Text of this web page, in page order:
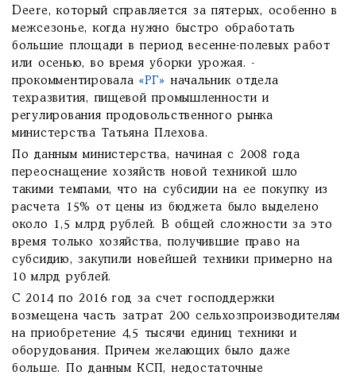
Deere, который справляется за пятерых, особенно в
межсезонье, когда нужно быстро обработать
большие площади в период весенне-полевых работ
или осенью, во время уборки урожая. -
прокомментировала«РГ»
начальник отдела
техразвития, пищевой промышленности и
регулирования продовольственного рынка
министерства Татьяна Плехова.
По данным министерства, начиная с 2008 года
переоснащение хозяйств новой техникой шло
такими темпами, что на субсидии на ее покупку из
расчета 15% от цены из бюджета было выделено
около 1,5 млрд рублей. В общей сложности за это
время только хозяйства, получившие право на
субсидию, закупили новейшей техники примерно на
10 млрд рублей.
С 2014 по 2016 год за счет господдержки
возмещена часть затрат 200 сельхозпроизводителям
на приобретение 4,5 тысячи единиц техники и
оборудования. Причем желающих было даже
больше. По данным КСП, недостаточные